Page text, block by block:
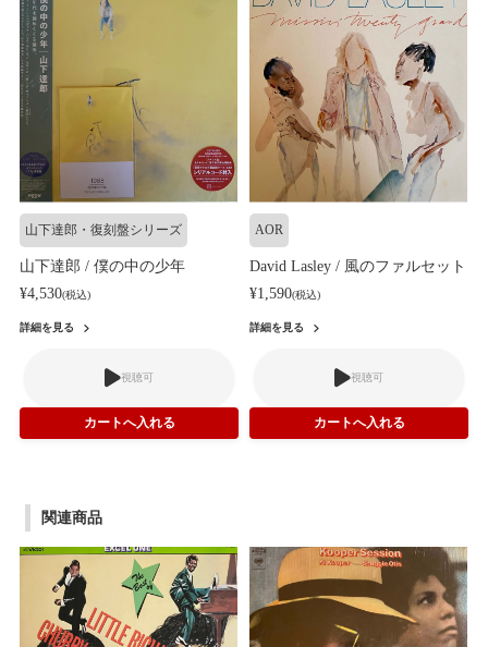
山下達郎・復刻盤シリーズ
山下達郎 / 僕の中の少年
¥4,530(税込)
詳細を見る
視聴可
AOR
David Lasley / 風のファルセット
¥1,590(税込)
詳細を見る
視聴可
関連商品